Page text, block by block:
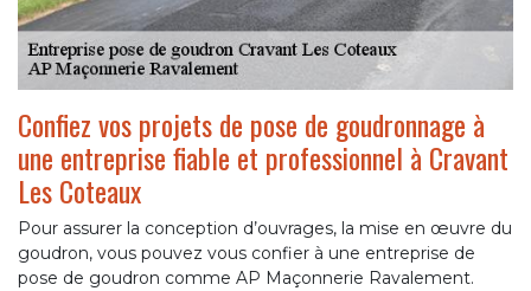
Confiez vos projets de pose de goudronnage à
une entreprise fiable et professionnel à Cravant
Les Coteaux
Pour assurer la conception d’ouvrages, la mise en œuvre du
goudron, vous pouvez vous confier à une entreprise de
pose de goudron comme AP Maçonnerie Ravalement.